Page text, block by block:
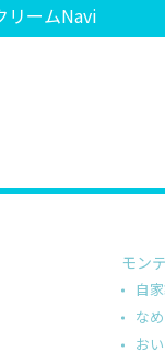
リームNavi
モン
自
な
お